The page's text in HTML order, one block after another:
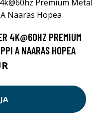
4K@60HZ PREMIUM
A NAARAS HOPEA